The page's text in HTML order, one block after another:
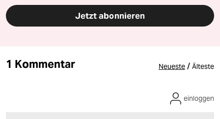
Jetzt abonnieren
1 Kommentar Neueste / Älteste
einloggen